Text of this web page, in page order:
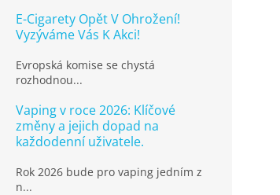
E-Cigarety Opět V Ohrožení!
Vyzýváme Vás K Akci!
Evropská komise se chystá
rozhodnou...
Vaping v roce 2026: Klíčové
změny a jejich dopad na
každodenní uživatele.
Rok 2026 bude pro vaping jedním z
n...